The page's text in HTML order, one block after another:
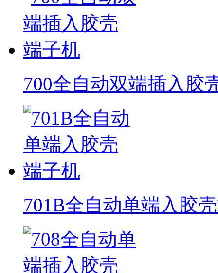
700全自动双端插入胶
701B全自动单端入胶